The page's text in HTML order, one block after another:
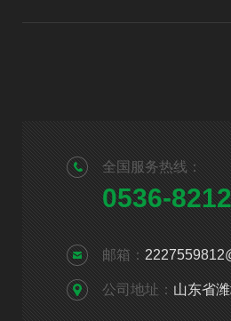
全国服务热线：
0536-
邮箱：
公司地址： 山东省